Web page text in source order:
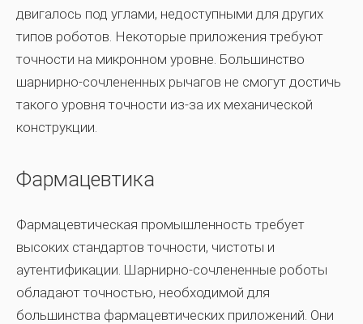
двигалось под углами, недоступными для других
типов роботов. Некоторые приложения требуют
точности на микронном уровне. Большинство
шарнирно-сочлененных рычагов не смогут достичь
такого уровня точности из-за их механической
конструкции.
Фармацевтика
Фармацевтическая промышленность требует
высоких стандартов точности, чистоты и
аутентификации. Шарнирно-сочлененные роботы
обладают точностью, необходимой для
большинства фармацевтических приложений. Они